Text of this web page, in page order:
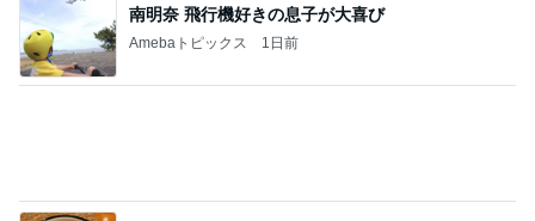
南明奈 飛行機好きの息子が大喜び
Amebaトピックス 1日前